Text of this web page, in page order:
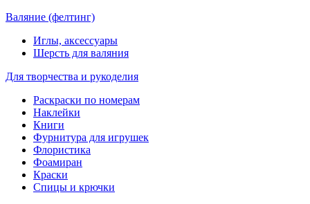
Валяние (фелтинг)
Иглы, аксессуары
Шерсть для валяния
Для творчества и рукоделия
Раскраски по номерам
Наклейки
Книги
Фурнитура для игрушек
Флористика
Фоамиран
Краски
Спицы и крючки